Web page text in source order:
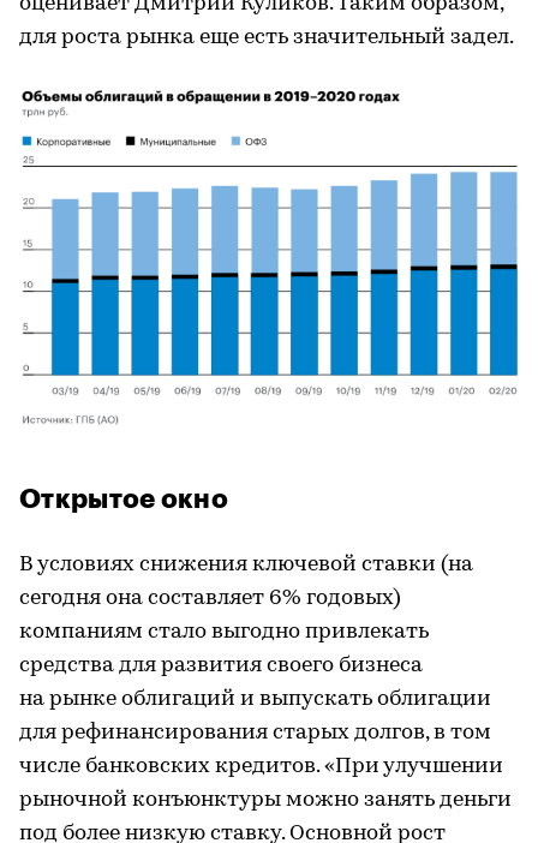
для роста рынка еще есть значительный задел.
Открытое окно
В условиях снижения ключевой ставки (на
сегодня она составляет 6% годовых)
компаниям стало выгодно привлекать
средства для развития своего бизнеса
на рынке облигаций и выпускать облигации
для рефинансирования старых долгов, в том
числе банковских кредитов. «При улучшении
рыночной конъюнктуры можно занять деньги
под более низкую ставку. Основной рост